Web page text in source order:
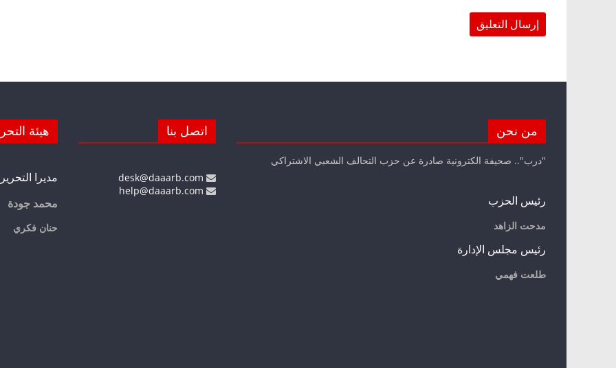
من نحن
"درب".. صحيفة الكترونية صادرة عن حزب التحالف الشعبي الاشتراكي
رئيس الحزب
مدحت الزاهد
رئيس مجلس الإدارة
طلعت فهمي
اتصل بنا هيئة
مديرا التحرير
محمد جودة
حنان فكري